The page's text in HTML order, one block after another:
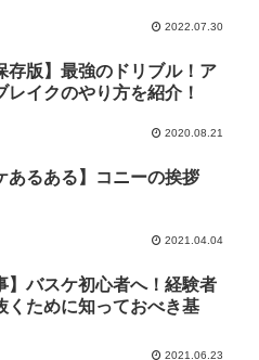
2022.07.30
存版】最強のドリブル！ア
レイクのやり方を紹介！
2020.08.21
あるある】コニーの挨拶
2021.04.04
】バスケ初心者へ！経験者
くために知っておべき基
2021.06.23